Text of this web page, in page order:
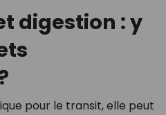
digestion : y
pour le transit, elle peut